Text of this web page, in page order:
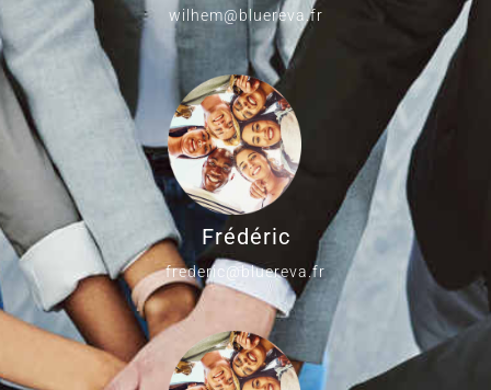
wilhem@bluereva.fr
Frédéric
frederic@bluereva.fr